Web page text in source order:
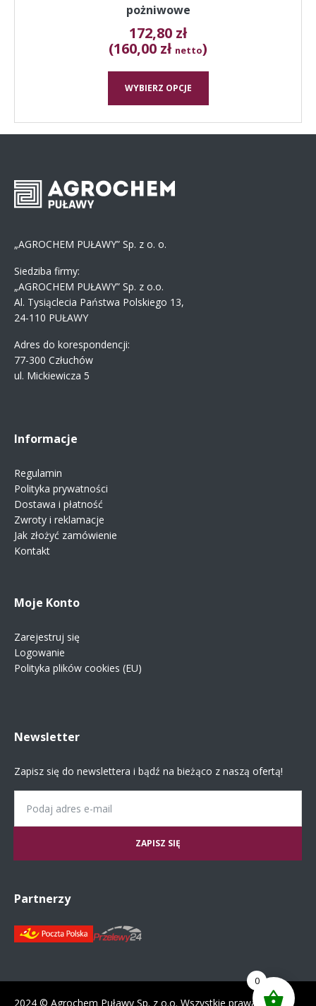
pożniwowe
172,80 zł
(160,00 zł netto)
WYBIERZ OPCJE
„AGROCHEM PUŁAWY” Sp. z o. o.
Siedziba firmy:
„AGROCHEM PUŁAWY” Sp. z o.o.
Al. Tysiąclecia Państwa Polskiego 13,
24-110 PUŁAWY
Adres do korespondencji:
77-300 Człuchów
ul. Mickiewicza 5
Informacje
Regulamin
Polityka prywatności
Dostawa i płatność
Zwroty i reklamacje
Jak złożyć zamówienie
Kontakt
Moje Konto
Zarejestruj się
Logowanie
Polityka plików cookies (EU)
Newsletter
Zapisz się do newslettera i bądź na bieżąco z naszą ofertą!
Partnerzy
2024 © Agrochem Puławy Sp. z o.o. Wszystkie prawa
0